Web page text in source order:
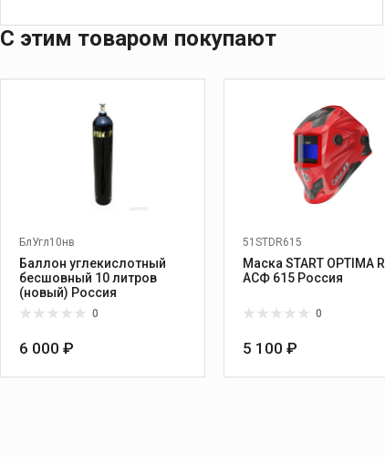
С этим товаром покупают
БлУгл10нв
Баллон углекислотный
бесшовный 10 литров
(новый) Россия
0
6 000 ₽
51STDR615
Маска START OPTIMA R
АСФ 615 Россия
0
5 100 ₽